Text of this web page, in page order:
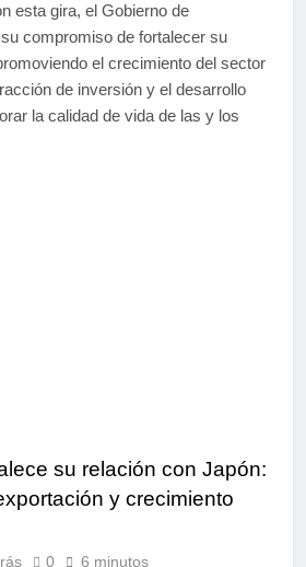
esta gira, el Gobierno de
compromiso de fortalecer su
el crecimiento del sector
de inversión y el desarrollo
la calidad de vida de las y los
su relación con Japón:
y crecimiento
0 6 minutos